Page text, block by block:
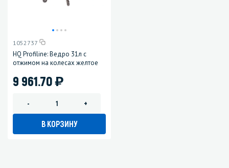
1052737
HQ Profiline: Ведро 31л с
отжимом на колесах желтое
9 961.70)
- +
В КОРЗИНУ